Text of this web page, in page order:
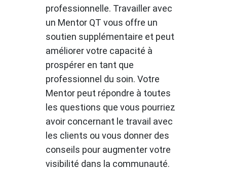
professionnelle. Travailler avec
un Mentor QT vous offre un
soutien supplémentaire et peut
améliorer votre capacité à
prospérer en tant que
professionnel du soin. Votre
Mentor peut répondre à toutes
les questions que vous pourriez
avoir concernant le travail avec
les clients ou vous donner des
conseils pour augmenter votre
visibilité dans la communauté.